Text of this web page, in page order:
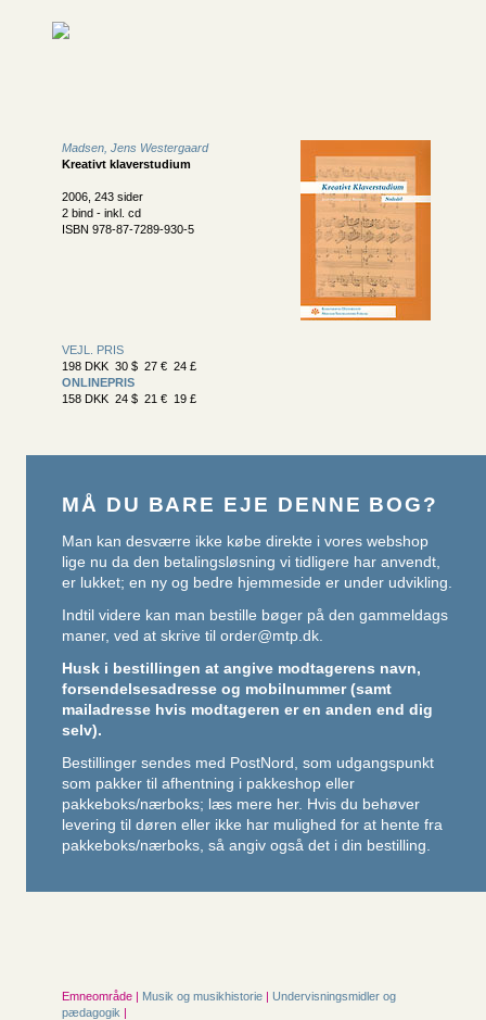
Madsen, Jens Westergaard
Kreativt klaverstudium
2006, 243 sider
2 bind - inkl. cd
ISBN 978-87-7289-930-5
VEJL. PRIS
198 DKK 30 $ 27 € 24 £
ONLINEPRIS
158 DKK 24 $ 21 € 19 £
MÅ DU BARE EJE DENNE BOG?
Man kan desværre ikke købe direkte i vores webshop
lige nu da den betalingsløsning vi tidligere har anvendt,
er lukket; en ny og bedre hjemmeside er under udvikling.
Indtil videre kan man bestille bøger på den gammeldags
maner, ved at skrive til order@mtp.dk.
Husk i bestillingen at angive modtagerens navn,
forsendelsesadresse og mobilnummer (samt
mailadresse hvis modtageren er en anden end dig
selv).
Bestillinger sendes med PostNord, som udgangspunkt
som pakker til afhentning i pakkeshop eller
pakkeboks/nærboks; læs mere her. Hvis du behøver
levering til døren eller ikke har mulighed for at hente fra
pakkeboks/nærboks, så angiv også det i din bestilling.
Emneområde | Musik og musikhistorie | Undervisningsmidler og
pædagogik |